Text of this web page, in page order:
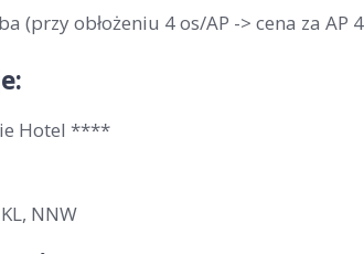
(przy obłożeniu 4 os/AP -> cena za AP
Hotel ****
NNW